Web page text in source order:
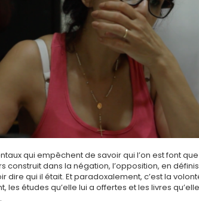
qui empêchent de savoir qui l’on est font
construit dans la négation, l’opposition, en
dire qui il était. Et paradoxalement, c’est la
les études qu’elle lui a offertes et les livres